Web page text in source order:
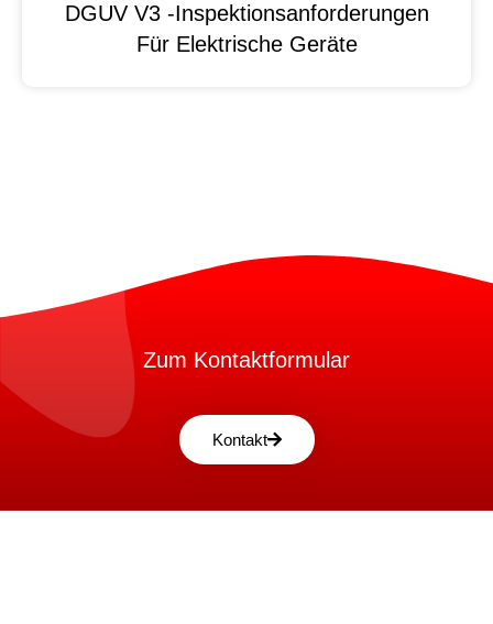
DGUV V3 -Inspektionsanforderungen
Für Elektrische Geräte
Zum Kontaktformular
Kontakt